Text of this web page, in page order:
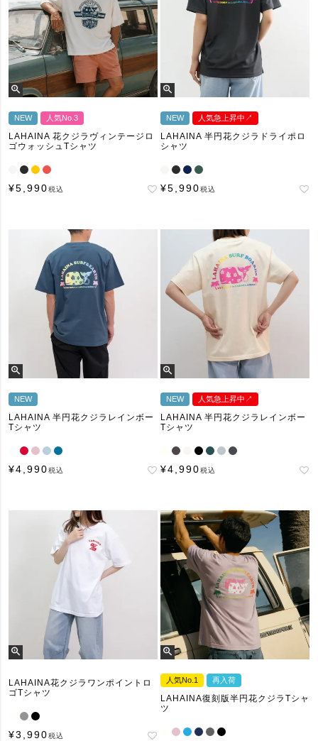
NEW 人気No.3
LAHAINA 花クジラヴィンテージロ
ゴウォッシュTシャツ
¥5,990税込
NEW 人気急上昇中↗︎
LAHAINA 半円花クジラドライポロ
シャツ
¥5,990税込
NEW
LAHAINA 半円花クジラレインボー
Tシャツ
¥4,990税込
NEW 人気急上昇中↗︎
LAHAINA 半円花クジラレインボー
Tシャツ
¥4,990税込
LAHAINA花クジラワンポイントロ
ゴTシャツ
¥3,990税込
人気No.1 再入荷
LAHAINA復刻版半円花クジラTシャ
ツ